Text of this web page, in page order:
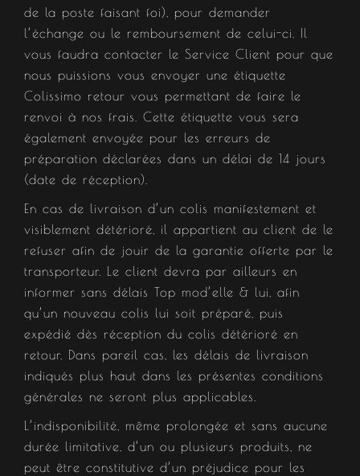
de la poste faisant foi), pour demander
l’échange ou le remboursement de celui-ci. Il
vous faudra contacter le Service Client pour que
nous puissions vous envoyer une étiquette
Colissimo retour vous permettant de faire le
renvoi à nos frais. Cette étiquette vous sera
également envoyée pour les erreurs de
préparation déclarées dans un délai de 14 jours
(date de réception).
En cas de livraison d’un colis manifestement et
visiblement détérioré, il appartient au client de le
refuser afin de jouir de la garantie offerte par le
transporteur. Le client devra par ailleurs en
informer sans délais Top mod’elle & lui, afin
qu’un nouveau colis lui soit préparé, puis
expédié dès réception du colis détérioré en
retour. Dans pareil cas, les délais de livraison
indiqués plus haut dans les présentes conditions
générales ne seront plus applicables.
L’indisponibilité, même prolongée et sans aucune
durée limitative, d’un ou plusieurs produits, ne
peut être constitutive d’un préjudice pour les